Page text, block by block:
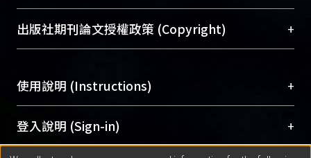
To permanently archive and promote researcher
profiles and scholarly works, Library integrates the
services of “NTU Repository” with “Academic
開放取用是從使用者角度提升資訊取用性的社會運
動，應用在學術研究上是透過將研究著作公開供使
用逐年攀升。同時可加速研究發展、提升研究影響
Archive）平台。 （點選深入了解OA）
出版社期刊論文授權政策 (Copyright) +
含部分內容的版權非匯入者所有，或由第三方贊
助與合作完成，請確認該版權所有者及第三方同
意提供此授權。
Please represent that the submission is your
使用說明 (Instructions) +
網站簡介(Quickstart Guide)
使用手冊(Instruction Manual)
登入說明 (Sign-in) +